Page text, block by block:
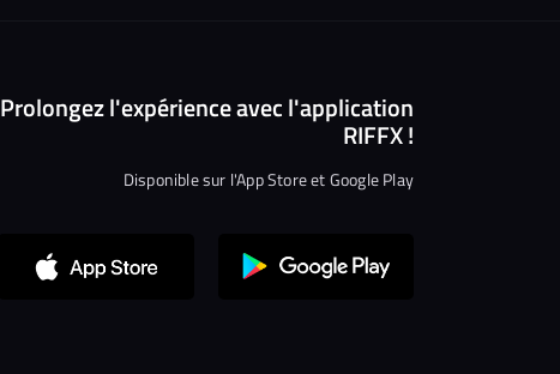
Prolongez l'expérience avec l'application
RIFFX !
Disponible sur l'App Store et Google Play